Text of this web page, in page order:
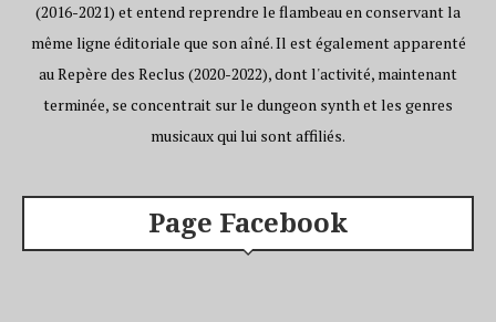
(2016-2021) et entend reprendre le flambeau en conservant la
même ligne éditoriale que son aîné. Il est également apparenté
au Repère des Reclus (2020-2022), dont l'activité, maintenant
terminée, se concentrait sur le dungeon synth et les genres
musicaux qui lui sont affiliés.
Page Facebook